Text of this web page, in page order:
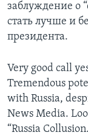
заблуждение о
стать лучше и
президента.
Very good call
Tremendous
with Russia,
News Media.
“Russia